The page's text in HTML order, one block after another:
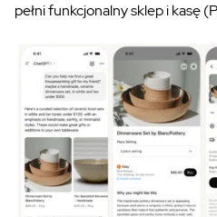
pełni funkcjonalny sklep i kasę